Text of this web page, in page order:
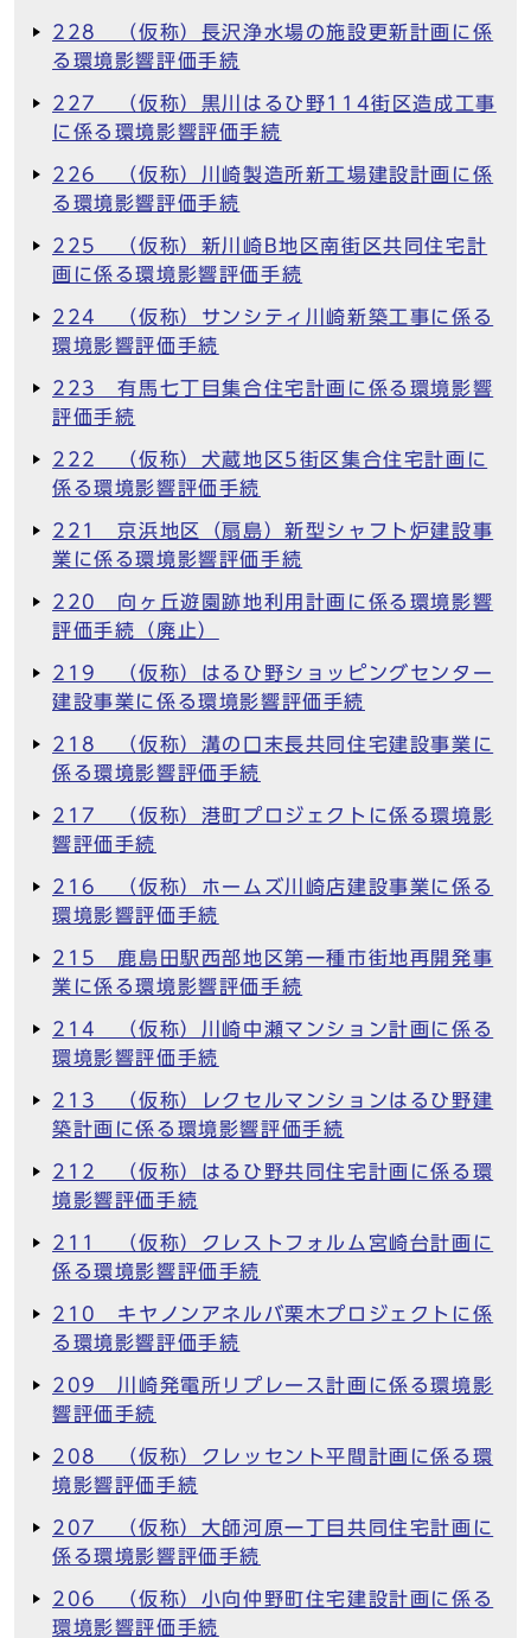
228 （仮称）長沢浄水場の施設更新計画に係
る環境影響評価手続
227 （仮称）黒川はるひ野114街区造成工事
に係る環境影響評価手続
226 （仮称）川崎製造所新工場建設計画に係
る環境影響評価手続
225 （仮称）新川崎B地区南街区共同住宅計
画に係る環境影響評価手続
224 （仮称）サンシティ川崎新築工事に係る
環境影響評価手続
223 有馬七丁目集合住宅計画に係る環境影響
評価手続
222 （仮称）犬蔵地区5街区集合住宅計画に
係る環境影響評価手続
221 京浜地区（扇島）新型シャフト炉建設事
業に係る環境影響評価手続
220 向ヶ丘遊園跡地利用計画に係る環境影響
評価手続（廃止）
219 （仮称）はるひ野ショッピングセンター
建設事業に係る環境影響評価手続
218 （仮称）溝の口末長共同住宅建設事業に
係る環境影響評価手続
217 （仮称）港町プロジェクトに係る環境影
響評価手続
216 （仮称）ホームズ川崎店建設事業に係る
環境影響評価手続
215 鹿島田駅西部地区第一種市街地再開発事
業に係る環境影響評価手続
214 （仮称）川崎中瀬マンション計画に係る
環境影響評価手続
213 （仮称）レクセルマンションはるひ野建
築計画に係る環境影響評価手続
212 （仮称）はるひ野共同住宅計画に係る環
境影響評価手続
211 （仮称）クレストフォルム宮崎台計画に
係る環境影響評価手続
210 キヤノンアネルバ栗木プロジェクトに係
る環境影響評価手続
209 川崎発電所リプレース計画に係る環境影
響評価手続
208 （仮称）クレッセント平間計画に係る環
境影響評価手続
207 （仮称）大師河原一丁目共同住宅計画に
係る環境影響評価手続
206 （仮称）小向仲野町住宅建設計画に係る
環境影響評価手続